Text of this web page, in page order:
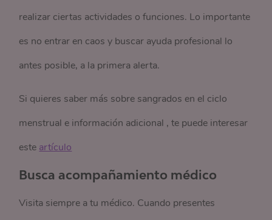
realizar ciertas actividades o funciones. Lo importante
es no entrar en caos y buscar ayuda profesional lo
antes posible, a la primera alerta.
Si quieres saber más sobre sangrados en el ciclo
menstrual e información adicional , te puede interesar
este artículo
Busca acompañamiento médico
Visita siempre a tu médico. Cuando presentes